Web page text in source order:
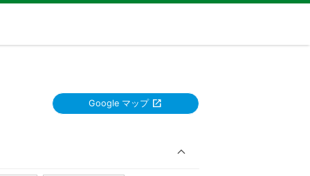
Google マップ